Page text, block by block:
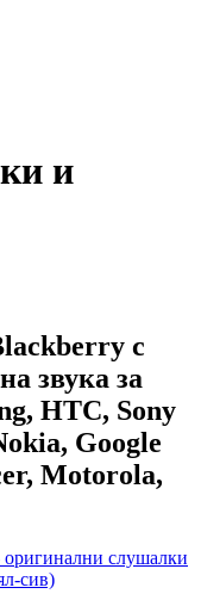
и
с
звука за
HTC, Sony
Google
Motorola,